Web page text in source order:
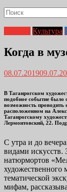
Культура
Когда в
08.07.2019
В Таганрогском
подобное событие было
возможность проводить
расположенном на
Таганрогскому
Лермонтовский, 22.
С утра и до
видами
натюрмортов
художественного
тематической
мифам,